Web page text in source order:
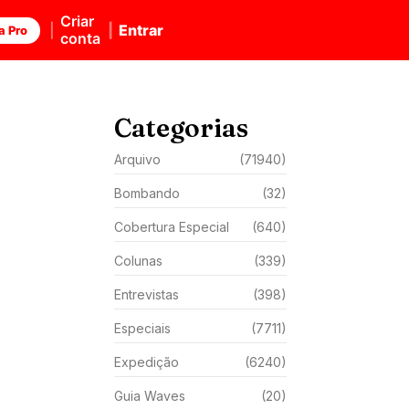
Pro
Criar
conta
Entrar
Categorias
Arquivo (71940)
Bombando (32)
Cobertura Especial (640)
Colunas (339)
Entrevistas (398)
Especiais (7711)
Expedição (6240)
Guia Waves (20)